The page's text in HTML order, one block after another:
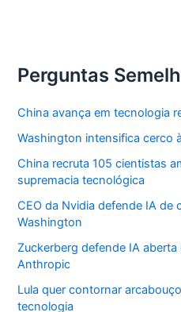
Perguntas
China avança em tecnologia
Washington intensifica cerco
China recruta 105 cientistas
supremacia tecnológica
CEO da Nvidia defende IA de
Washington
Zuckerberg defende IA
Anthropic
Lula quer contornar
tecnologia